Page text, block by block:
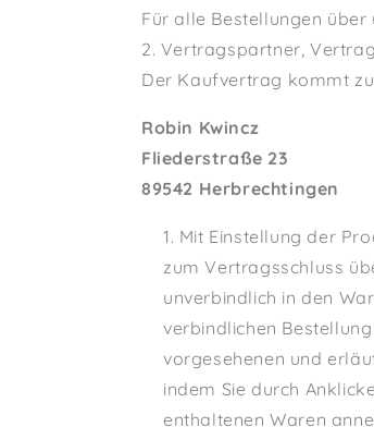
Für alle Bestellungen über
2. Vertragspartner,
Der Kaufvertrag kommt
Robin Kwincz
Fliederstraße 23
89542 Herbrechtingen
Mit Einstellung der
zum Vertragsschluss
unverbindlich in den
verbindlichen
vorgesehenen und
indem Sie durch
enthaltenen Waren